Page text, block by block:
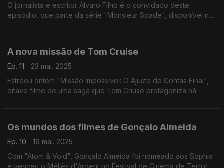
O jornalista e escritor Álvaro Filho é o convidado deste
episódio, que parte da série "Monsieur Spade", disponível na
A nova missão de Tom Cruise
Ep. 11
23 mai. 2025
Estreou ontem "Missão Impossível: O Ajuste de Contas Final",
oitavo filme de uma saga que Tom Cruise protagoniza há
Os mundos dos filmes de Gonçalo Almeida
Ep. 10
16 mai. 2025
Com "Atom & Void", Gonçalo Almeida foi nomeado aos Sophia
e venceu o Méliès d'Argent no Festival de Cinema de Terror e